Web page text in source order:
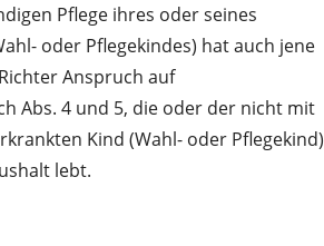
Pflege ihres oder seines
oder Pflegekindes) hat auch jene
Anspruch auf
Abs. 4 und 5, die oder der nicht mit
Kind (Wahl- oder Pflegekind)
lebt.